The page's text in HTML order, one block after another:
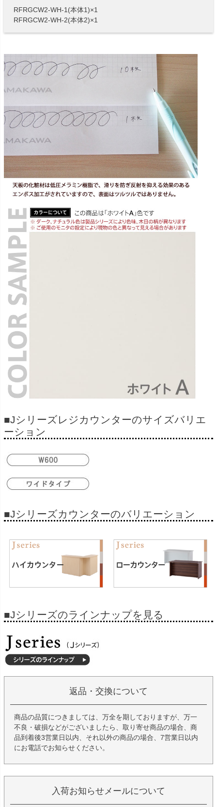
RFRGCW2-WH-1(本体1)×1
RFRGCW2-WH-2(本体2)×1
■Jシリーズレジカウンターのサイズバリエ
ーション
■Jシリーズカウンターのバリエーション
■Jシリーズのラインナップを見る
返品・交換について
商品の品質につきましては、万全を期しておりますが、万一
不良・破損などがございましたら、取り寄せ商品の場合、商
品到着後3営業日以内、それ以外の商品の場合、7営業日以内
にお電話でお知らせください。
入荷お知らせメールについて